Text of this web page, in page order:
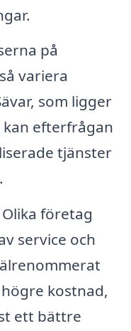
på
variera
som ligger
efterfrågan
tjänster
Olika företag
service och
kostnad,
ett bättre